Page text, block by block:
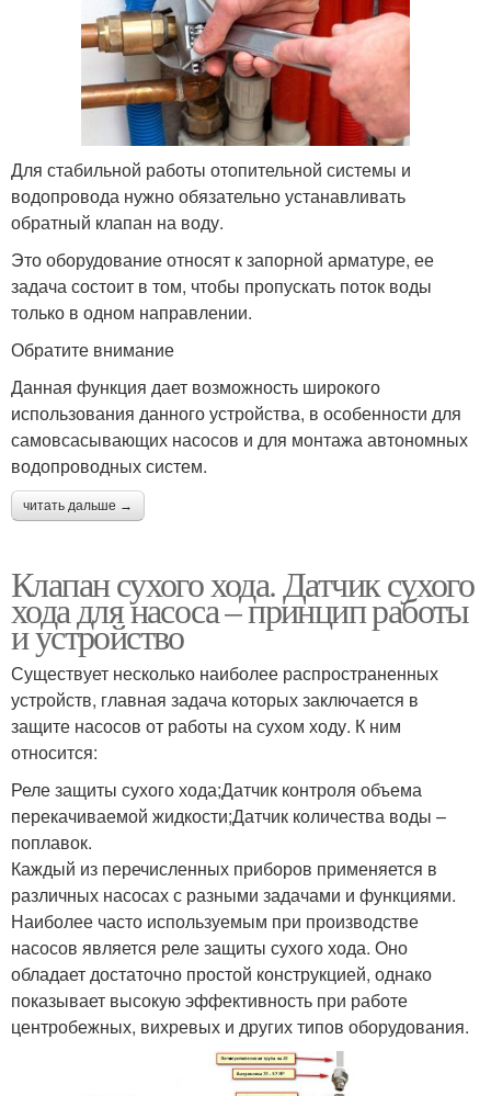
Для стабильной работы отопительной системы и
водопровода нужно обязательно устанавливать
обратный клапан на воду.
Это оборудование относят к запорной арматуре, ее
задача состоит в том, чтобы пропускать поток воды
только в одном направлении.
Обратите внимание
Данная функция дает возможность широкого
использования данного устройства, в особенности для
самовсасывающих насосов и для монтажа автономных
водопроводных систем.
читать дальше →
Клапан сухого хода. Датчик сухого
хода для насоса – принцип работы
и устройство
Существует несколько наиболее распространенных
устройств, главная задача которых заключается в
защите насосов от работы на сухом ходу. К ним
относится:
Реле защиты сухого хода;Датчик контроля объема
перекачиваемой жидкости;Датчик количества воды –
поплавок.
Каждый из перечисленных приборов применяется в
различных насосах с разными задачами и функциями.
Наиболее часто используемым при производстве
насосов является реле защиты сухого хода. Оно
обладает достаточно простой конструкцией, однако
показывает высокую эффективность при работе
центробежных, вихревых и других типов оборудования.